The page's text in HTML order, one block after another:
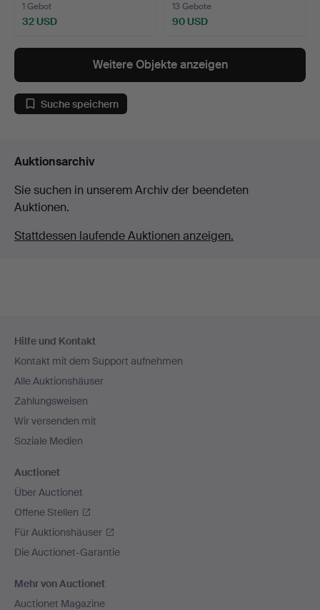
1 Gebot
32 USD
13 Gebote
90 USD
Weitere Objekte anzeigen
Suche speichern
Auktionsarchiv
Sie suchen in unserem Archiv der beendeten
Auktionen.
Stattdessen laufende Auktionen anzeigen.
Navigation
Hilfe und Kontakt
Kontakt mit dem Support aufnehmen
Alle Auktionshäuser
Zahlungsweisen
Wir versenden mit
Soziale Medien
Auctionet
Über Auctionet
Offene Stellen
Für Auktionshäuser
Die Auctionet-Garantie
Mehr von Auctionet
Auctionet Magazine